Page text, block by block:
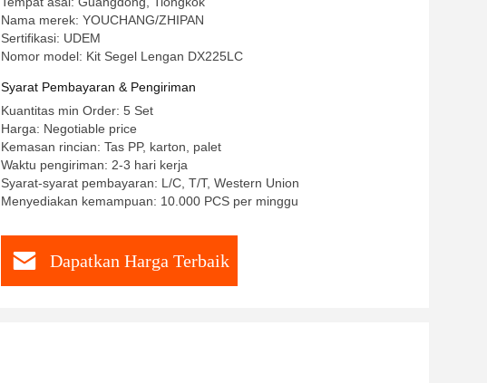
Nama merek: YOUCHANG/ZHIPAN
Sertifikasi: UDEM
Nomor model: Kit Segel Lengan DX225LC
Syarat Pembayaran & Pengiriman
Kuantitas min Order: 5 Set
Harga: Negotiable price
Kemasan rincian: Tas PP, karton, palet
Waktu pengiriman: 2-3 hari kerja
Syarat-syarat pembayaran: L/C, T/T, Western Union
Menyediakan kemampuan: 10.000 PCS per minggu
Dapatkan Harga Terbaik